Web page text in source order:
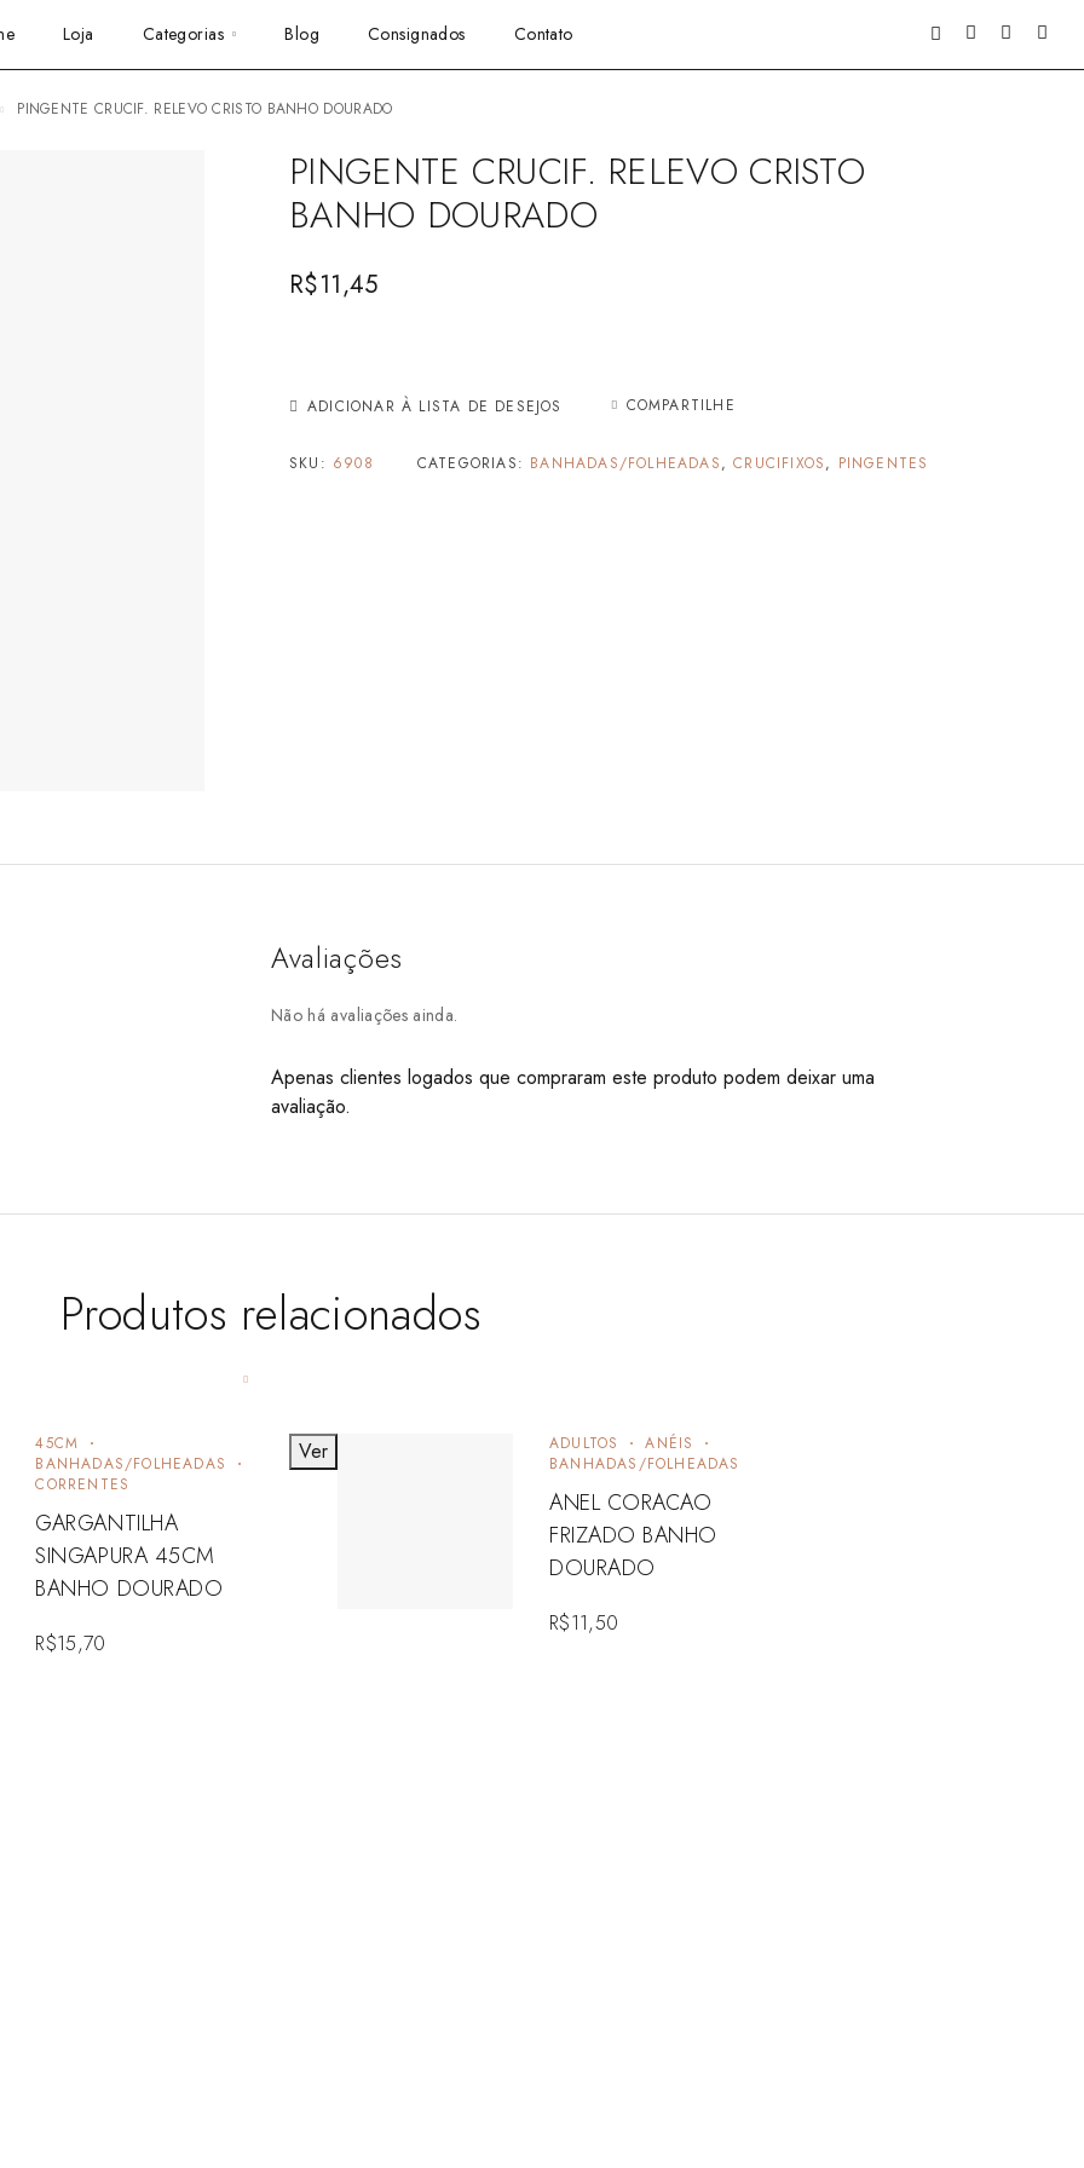
Loja Categorias Blog Consignados Contato
PINGENTE CRUCIF. RELEVO CRISTO BANHO DOURADO
PINGENTE CRUCIF. RELEVO CRISTO
BANHO DOURADO
R$11,45
ADICIONAR À LISTA DE DESEJOS COMPARTILHE
SKU: 6908 CATEGORIAS: BANHADAS/FOLHEADAS,CRUCIFIXOS, PINGENTES
Avaliações
Não há avaliações ainda.
Apenas clientes logados que compraram este produto podem deixar uma
avaliação.
Produtos relacionados
45CM
BANHADAS/FOLHEADAS
CORRENTES
GARGANTILHA
SINGAPURA 45CM
BANHO DOURADO
R$15,70
ADULTOS
ANÉIS
BANHADAS/FOLHEADAS
ANEL CORACAO
FRIZADO BANHO
DOURADO
R$11,50
Ver